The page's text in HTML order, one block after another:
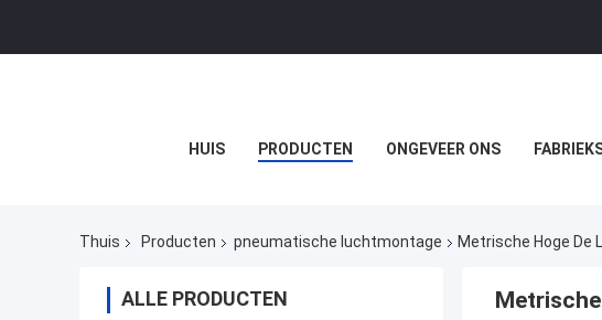
HUIS PRODUCTEN ONGEVEER ONS
Thuis Producten pneumatische luchtmontage Metrische Hoge
ALLE PRODUCTEN